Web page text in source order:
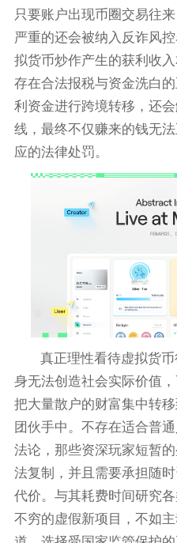
只要账户出现币圈交易往
严重的还会被纳入反诈风
拟货币炒作产生的获利收
存在合法报税与资金洗白
利资金进行跨境转移，还
线，最终不仅赚来的钱无
应的法律处罚。
真正理性看待虚拟货
身无法创造社会实际价值
把大量散户的财富集中转
团伙手中。不存在适合普
法论，那些资深玩家短暂
法复制，并且需要承担随
代价。与其耗费时间研究
不穷的虚假新项目，不如